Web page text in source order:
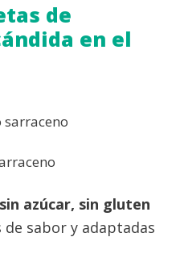
de
en el
sarraceno
sin azúcar, sin gluten
de sabor y adaptadas